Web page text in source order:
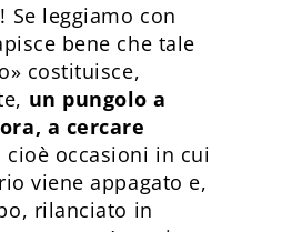
Se leggiamo con
bene che tale
costituisce,
un pungolo a
a cercare
cioè occasioni in cui
viene appagato e,
rilanciato in